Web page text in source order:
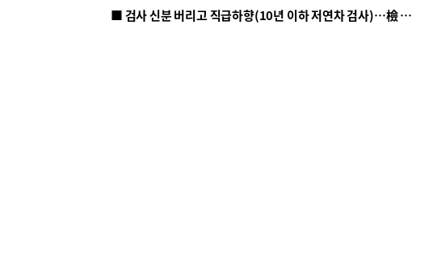
■ 검사 신분 버리고 직급하향(10년 이하 저연차 검사)…檢 중수청행 기피